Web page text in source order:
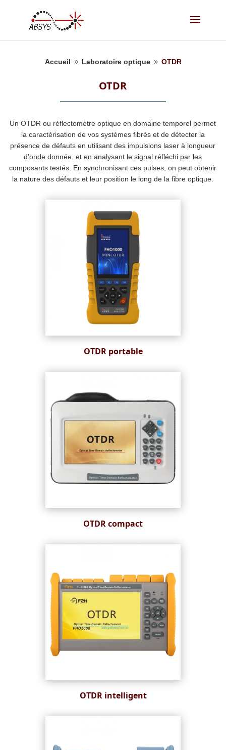
Accueil 9 Laboratoire optique 9 OTDR
OTDR
Un OTDR ou réflectomètre optique en domaine temporel permet
la caractérisation de vos systèmes fibrés et de détecter la
présence de défauts en utilisant des impulsions laser à longueur
d’onde donnée, et en analysant le signal réfléchi par les
composants testés. En synchronisant ces pulses, on peut obtenir
la nature des défauts et leur position le long de la fibre optique.
OTDR portable
OTDR compact
OTDR intelligent